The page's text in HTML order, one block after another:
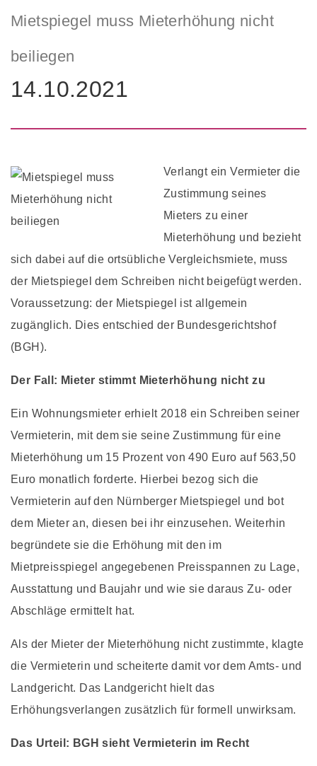
Mietspiegel muss Mieterhöhung nicht
beiliegen
14.10.2021
Verlangt ein Vermieter die
Zustimmung seines
Mieters zu einer
Mieterhöhung und bezieht
sich dabei auf die ortsübliche Vergleichsmiete, muss
der Mietspiegel dem Schreiben nicht beigefügt werden.
Voraussetzung: der Mietspiegel ist allgemein
zugänglich. Dies entschied der Bundesgerichtshof
(BGH).
Der Fall: Mieter stimmt Mieterhöhung nicht zu
Ein Wohnungsmieter erhielt 2018 ein Schreiben seiner
Vermieterin, mit dem sie seine Zustimmung für eine
Mieterhöhung um 15 Prozent von 490 Euro auf 563,50
Euro monatlich forderte. Hierbei bezog sich die
Vermieterin auf den Nürnberger Mietspiegel und bot
dem Mieter an, diesen bei ihr einzusehen. Weiterhin
begründete sie die Erhöhung mit den im
Mietpreisspiegel angegebenen Preisspannen zu Lage,
Ausstattung und Baujahr und wie sie daraus Zu- oder
Abschläge ermittelt hat.
Als der Mieter der Mieterhöhung nicht zustimmte, klagte
die Vermieterin und scheiterte damit vor dem Amts- und
Landgericht. Das Landgericht hielt das
Erhöhungsverlangen zusätzlich für formell unwirksam.
Das Urteil: BGH sieht Vermieterin im Recht